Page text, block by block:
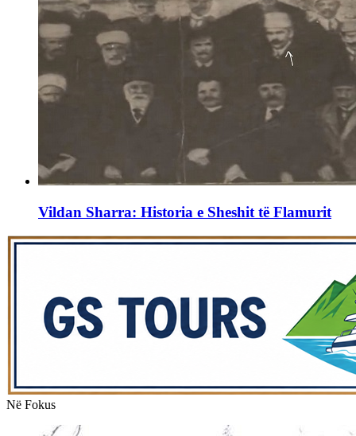
Vildan Sharra: Historia e Sheshit të Flamurit
Në Fokus